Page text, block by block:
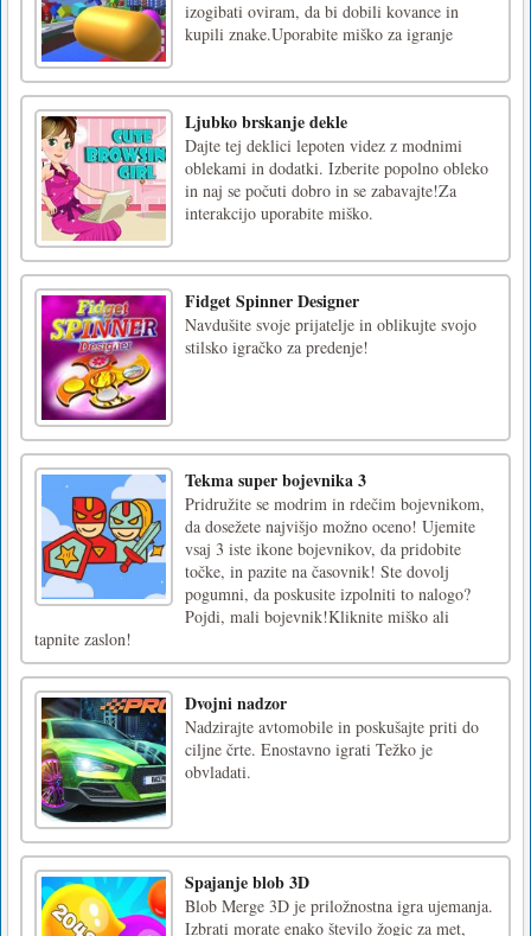
izogibati oviram, da bi dobili kovance in
kupili znake.Uporabite miško za igranje
Ljubko brskanje dekle
Dajte tej deklici lepoten videz z modnimi
oblekami in dodatki. Izberite popolno obleko
in naj se počuti dobro in se zabavajte!Za
interakcijo uporabite miško.
Fidget Spinner Designer
Navdušite svoje prijatelje in oblikujte svojo
stilsko igračko za predenje!
Tekma super bojevnika 3
Pridružite se modrim in rdečim bojevnikom,
da dosežete najvišjo možno oceno! Ujemite
vsaj 3 iste ikone bojevnikov, da pridobite
točke, in pazite na časovnik! Ste dovolj
pogumni, da poskusite izpolniti to nalogo?
Pojdi, mali bojevnik!Kliknite miško ali
tapnite zaslon!
Dvojni nadzor
Nadzirajte avtomobile in poskušajte priti do
ciljne črte. Enostavno igrati Težko je
obvladati.
Spajanje blob 3D
Blob Merge 3D je priložnostna igra ujemanja.
Izbrati morate enako število žogic za met,